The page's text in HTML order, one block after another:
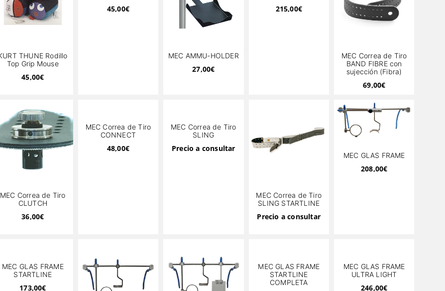
THUNE Rodillo
Top Grip Mouse
45,00€
45,00€
MEC AMMU-HOLDER
27,00€
215,00€
MEC Correa de Tiro
BAND FIBRE con
sujección (Fibra)
69,00€
MEC Correa de Tiro
CLUTCH
36,00€
MEC Correa de Tiro
CONNECT
48,00€
MEC Correa de Tiro
SLING
Precio a consultar
MEC Correa de Tiro
SLING STARTLINE
Precio a consultar
MEC GLAS FRAME
208,00€
MEC GLAS FRAME
STARTLINE
173,00€
MEC GLAS FRAME
STARTLINE
COMPLETA
MEC GLAS FRAME
ULTRA LIGHT
246,00€